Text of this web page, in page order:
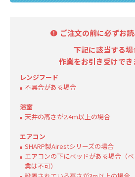
ご注文の前に必ずお
下記に該当する場
作業をお引き受けでき
レンジフード
不具合がある場合
浴室
天井の高さが2.4ｍ以上の場合
エアコン
SHARP製Airestシリーズの場合
エアコンの下にベッドがある場合（
業は不可）